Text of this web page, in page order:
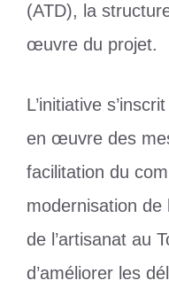
(ATD), la
œuvre du projet.
L’initiative
en œuvre des
facilitation du
modernisation de
de l’artisanat au
d’améliorer les